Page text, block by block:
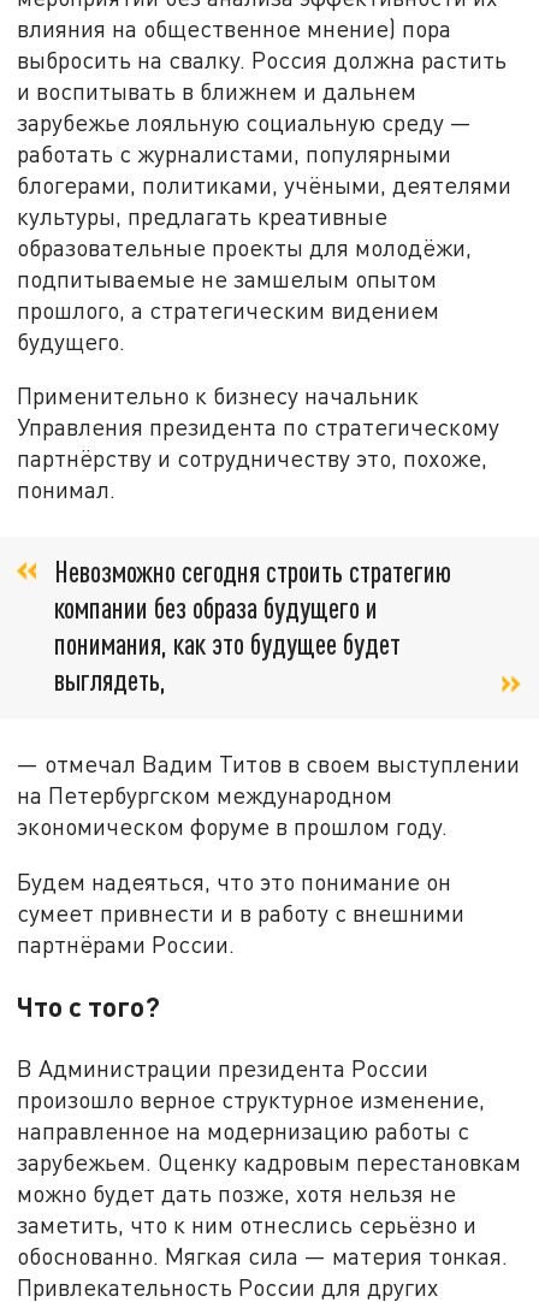
влияния на общественное мнение) пора
выбросить на свалку. Россия должна растить
и воспитывать в ближнем и дальнем
зарубежье лояльную социальную среду —
работать с журналистами, популярными
блогерами, политиками, учёными, деятелями
культуры, предлагать креативные
образовательные проекты для молодёжи,
подпитываемые не замшелым опытом
прошлого, а стратегическим видением
будущего.
Применительно к бизнесу начальник
Управления президента по стратегическому
партнёрству и сотрудничеству это, похоже,
понимал.
Невозможно сегодня строить стратегию
компании без образа будущего и
понимания, как это будущее будет
выглядеть,
— отмечал Вадим Титов в своем выступлении
на Петербургском международном
экономическом форуме в прошлом году.
Будем надеяться, что это понимание он
сумеет привнести и в работу с внешними
партнёрами России.
Что с того?
В Администрации президента России
произошло верное структурное изменение,
направленное на модернизацию работы с
зарубежьем. Оценку кадровым перестановкам
можно будет дать позже, хотя нельзя не
заметить, что к ним отнеслись серьёзно и
обоснованно. Мягкая сила — материя тонкая.
Привлекательность России для других